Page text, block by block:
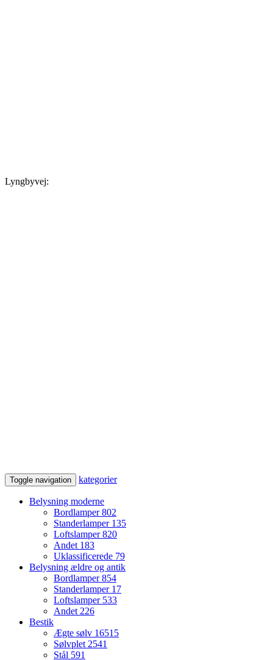
Lyngbyvej:
Toggle navigation kategorier
Belysning moderne
Bordlamper802
Standerlamper 135
Loftslamper820
Andet 183
Uklassificerede 79
Belysning ældre og antik
Bordlamper854
Standerlamper 17
Loftslamper 533
Andet226
Bestik
Ægte sølv 16515
Sølvplet2541
Stål 591